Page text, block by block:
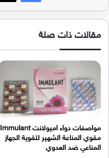
مقالات ذات صلة
مواصفات دواء اميولانت Immulant
مقوي المناعة الشهير لتقوية الجهاز
المناعي ضد العدوي